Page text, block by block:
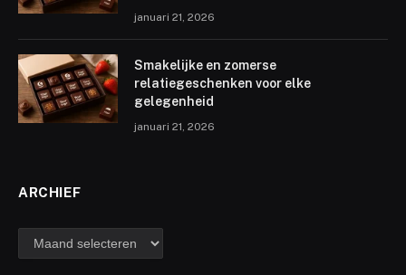
januari 21, 2026
Smakelijke en zomerse
relatiegeschenken voor elke
gelegenheid
januari 21, 2026
ARCHIEF
archief